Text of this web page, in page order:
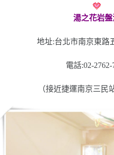
湯之花岩盤
地址:台北市南京東路
電話:02-2762-
（接近捷運南京三民